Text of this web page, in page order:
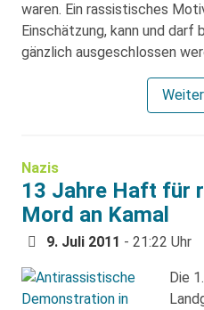
waren. Ein rassistisches
Einschätzung, kann und darf
gänzlich ausgeschlossen
Nazis
13 Jahre Haft für
Mord an Kamal
9. Juli 2011 - 21:22 Uhr
Die